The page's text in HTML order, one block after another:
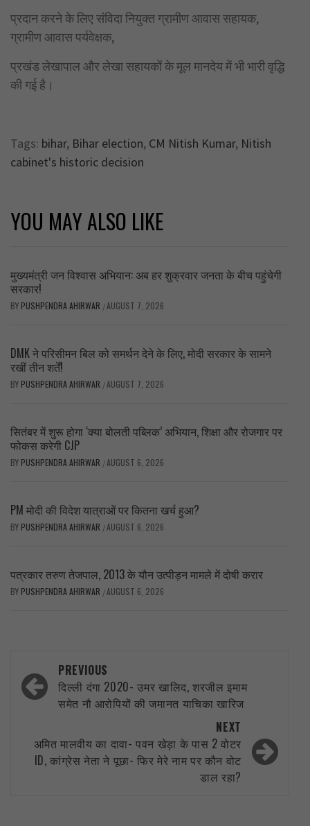
प्रदान करने के लिए संविदा नियुक्त ग्रामीण आवास सहायक,
ग्रामीण आवास पर्यवेक्षक,
प्रखंड लेखापाल और लेखा सहायकों के मूल मानदेय में भी भारी वृद्धि
की गई है।
Tags: bihar, Bihar election, CM Nitish Kumar, Nitish
cabinet's historic decision
YOU MAY ALSO LIKE
मुख्यमंत्री जन विश्वास अभियान: अब हर शुक्रवार जनता के बीच पहुंचेगी
सरकार!
BY PUSHPENDRA AHIRWAR /AUGUST 7, 2026
DMK ने परिसीमन बिल को समर्थन देने के लिए, मोदी सरकार के सामने
रखीं तीन शर्तें!
BY PUSHPENDRA AHIRWAR /AUGUST 7, 2026
सितंबर में शुरू होगा ‘क्या बोलती पब्लिक’ अभियान, शिक्षा और रोजगार पर
फोकस करेगी CJP
BY PUSHPENDRA AHIRWAR /AUGUST 6, 2026
PM मोदी की विदेश यात्राओं पर कितना खर्च हुआ?
BY PUSHPENDRA AHIRWAR /AUGUST 6, 2026
पत्रकार तरुण तेजपाल, 2013 के यौन उत्पीड़न मामले में दोषी करार
BY PUSHPENDRA AHIRWAR /AUGUST 6, 2026
Post
navigation
PREVIOUS
दिल्ली दंगा 2020- उमर खालिद, शरजील इमाम
समेत नौ आरोपियों की जमानत याचिका खारिज
NEXT
अमित मालवीय का दावा- पवन खेड़ा के पास 2 वोटर
ID, कांग्रेस नेता ने पूछा- फिर मेरे नाम पर कौन वोट
डाल रहा?